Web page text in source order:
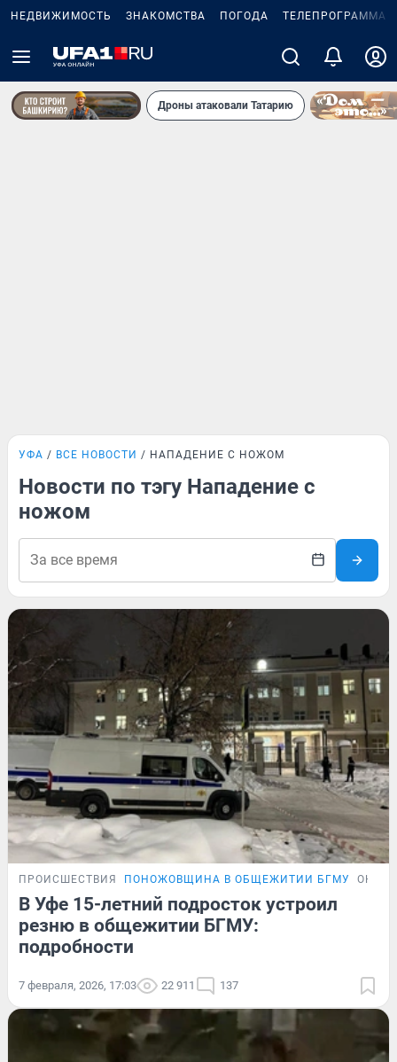
НЕДВИЖИМОСТЬ ЗНАКОМСТВА ПОГОДА ТЕЛЕПРОГРАММА
Дроны атаковали Татарию
УФА ВСЕ НОВОСТИ НАПАДЕНИЕ С НОЖОМ
Новости по тэгу Нападение с
ножом
ПРОИСШЕСТВИЯ ПОНОЖОВЩИНА В ОБЩЕЖИТИИ БГМУ
В Уфе 15-летний подросток устроил
резню в общежитии БГМУ:
подробности
7 февраля, 2026, 17:03 22 911 137